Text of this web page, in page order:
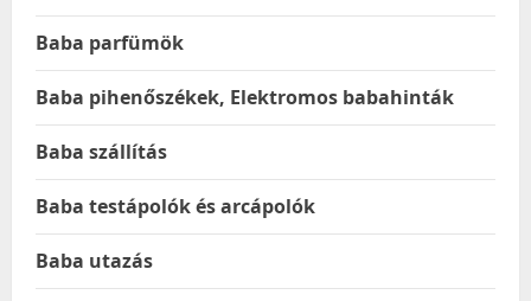
Baba parfümök
Baba pihenőszékek, Elektromos babahinták
Baba szállítás
Baba testápolók és arcápolók
Baba utazás